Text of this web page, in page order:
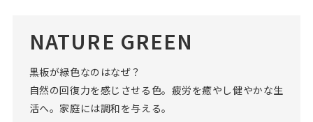
NATURE GREEN
黒板が緑色なのはなぜ？
自然の回復力を感じさせる色。疲労を癒やし健やかな生
活へ。家庭には調和を与える。